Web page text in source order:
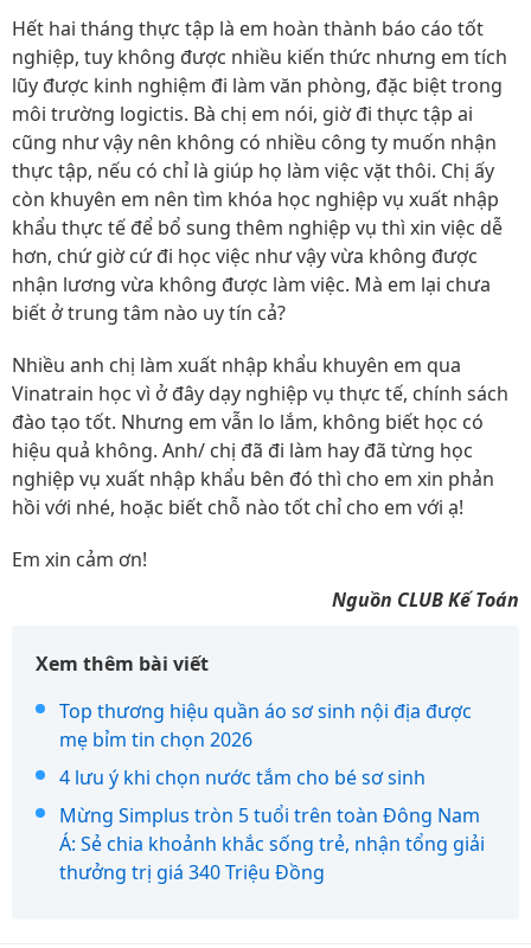
Hết hai tháng thực tập là em hoàn thành báo cáo tốt
nghiệp, tuy không được nhiều kiến thức nhưng em tích
lũy được kinh nghiệm đi làm văn phòng, đặc biệt trong
môi trường logictis. Bà chị em nói, giờ đi thực tập ai
cũng như vậy nên không có nhiều công ty muốn nhận
thực tập, nếu có chỉ là giúp họ làm việc vặt thôi. Chị ấy
còn khuyên em nên tìm khóa học nghiệp vụ xuất nhập
khẩu thực tế để bổ sung thêm nghiệp vụ thì xin việc dễ
hơn, chứ giờ cứ đi học việc như vậy vừa không được
nhận lương vừa không được làm việc. Mà em lại chưa
biết ở trung tâm nào uy tín cả?
Nhiều anh chị làm xuất nhập khẩu khuyên em qua
Vinatrain học vì ở đây dạy nghiệp vụ thực tế, chính sách
đào tạo tốt. Nhưng em vẫn lo lắm, không biết học có
hiệu quả không. Anh/ chị đã đi làm hay đã từng học
nghiệp vụ xuất nhập khẩu bên đó thì cho em xin phản
hồi với nhé, hoặc biết chỗ nào tốt chỉ cho em với ạ!
Em xin cảm ơn!
Nguồn CLUB Kế Toán
Xem thêm bài viết
Top thương hiệu quần áo sơ sinh nội địa được
mẹ bỉm tin chọn 2026
4 lưu ý khi chọn nước tắm cho bé sơ sinh
Mừng Simplus tròn 5 tuổi trên toàn Đông Nam
Á: Sẻ chia khoảnh khắc sống trẻ, nhận tổng giải
thưởng trị giá 340 Triệu Đồng